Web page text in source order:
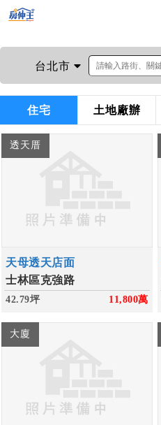
台北市
住宅 土地廠辦
透天厝
天母透天店面
士林區克強路
42.79坪 11,800萬
大廈